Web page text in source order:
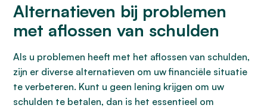
Alternatieven bij problemen
met aflossen van schulden
Als u problemen heeft met het aflossen van schulden,
zijn er diverse alternatieven om uw financiële situatie
te verbeteren. Kunt u geen lening krijgen om uw
schulden te betalen, dan is het essentieel om